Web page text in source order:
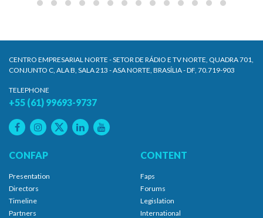
CENTRO EMPRESARIAL NORTE - SETOR DE RÁDIO E TV NORTE, QUADRA 701,
CONJUNTO C, ALA B, SALA 213 - ASA NORTE, BRASÍLIA - DF, 70.719-903
TELEPHONE
+55 (61) 99693-9737
CONFAP
Presentation
Directors
Timeline
Partners
CONTENT
Faps
Forums
Legislation
International